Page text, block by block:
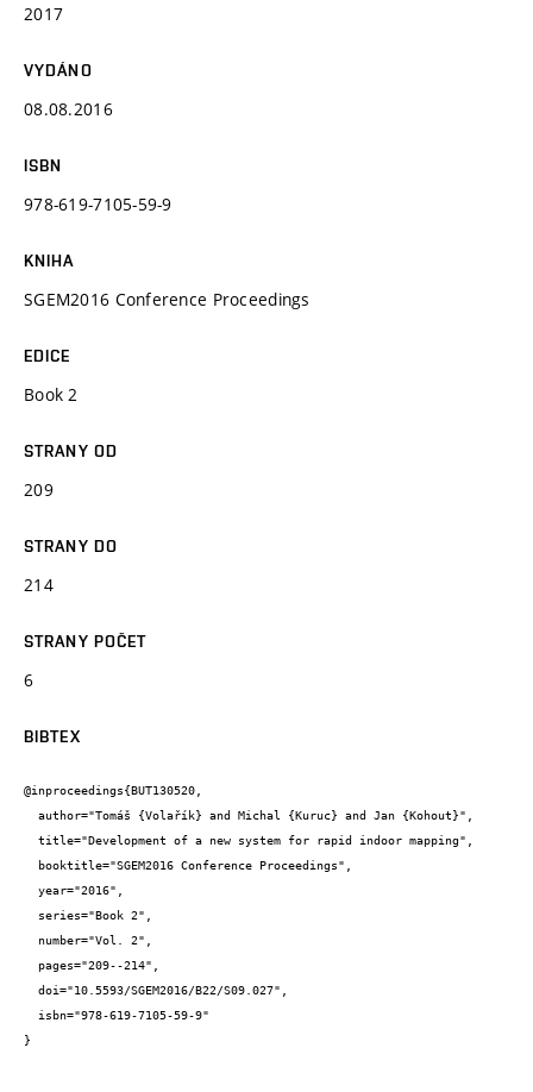
2017
VYDÁNO
08.08.2016
ISBN
978-619-7105-59-9
KNIHA
SGEM2016 Conference Proceedings
EDICE
Book 2
STRANY OD
209
STRANY DO
214
STRANY POČET
6
BIBTEX
@inproceedings{BUT130520,
}